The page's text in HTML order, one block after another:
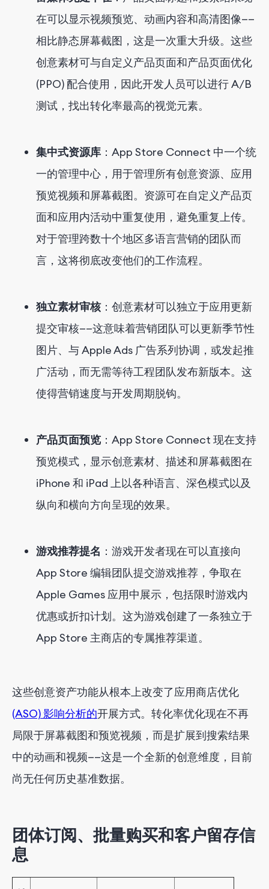
在可以显示视频预览、动画内容和高清图像——
相比静态屏幕截图，这是一次重大升级。这些
创意素材可与自定义产品页面和产品页面优化
(PPO) 配合使用，因此开发人员可以进行 A/B
测试，找出转化率最高的视觉元素。
集中式资源库 ：App Store Connect 中一个统
一的管理中心，用于管理所有创意资源、应用
预览视频和屏幕截图。资源可在自定义产品页
面和应用内活动中重复使用，避免重复上传。
对于管理跨数十个地区多语言营销的团队而
言，这将彻底改变他们的工作流程。
独立素材审核：创意素材可以独立于应用更新
提交审核——这意味着营销团队可以更新季节性
图片、与 Apple Ads 广告系列协调，或发起推
广活动，而无需等待工程团队发布新版本。这
使得营销速度与开发周期脱钩。
产品页面预览 ：App Store Connect 现在支持
预览模式，显示创意素材、描述和屏幕截图在
iPhone 和 iPad 上以各种语言、深色模式以及
纵向和横向方向呈现的效果。
游戏推荐提名 ：游戏开发者现在可以直接向
App Store 编辑团队提交游戏推荐，争取在
Apple Games 应用中展示，包括限时游戏内
优惠或折扣计划。这为游戏创建了一条独立于
App Store 主商店的专属推荐渠道。
这些创意资产功能从根本上改变了应用商店优化
(ASO) 影响分析的开展方式。转化率优化现在不再
局限于屏幕截图和预览视频，而是扩展到搜索结果
中的动画和视频——这是一个全新的创意维度，目前
尚无任何历史基准数据。
团体订阅、批量购买和客户留存信
息